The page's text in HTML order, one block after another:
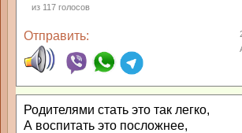
из 117 голосов
Отправить:
Родителями стать это так легко,
А воспитать это посложнее,